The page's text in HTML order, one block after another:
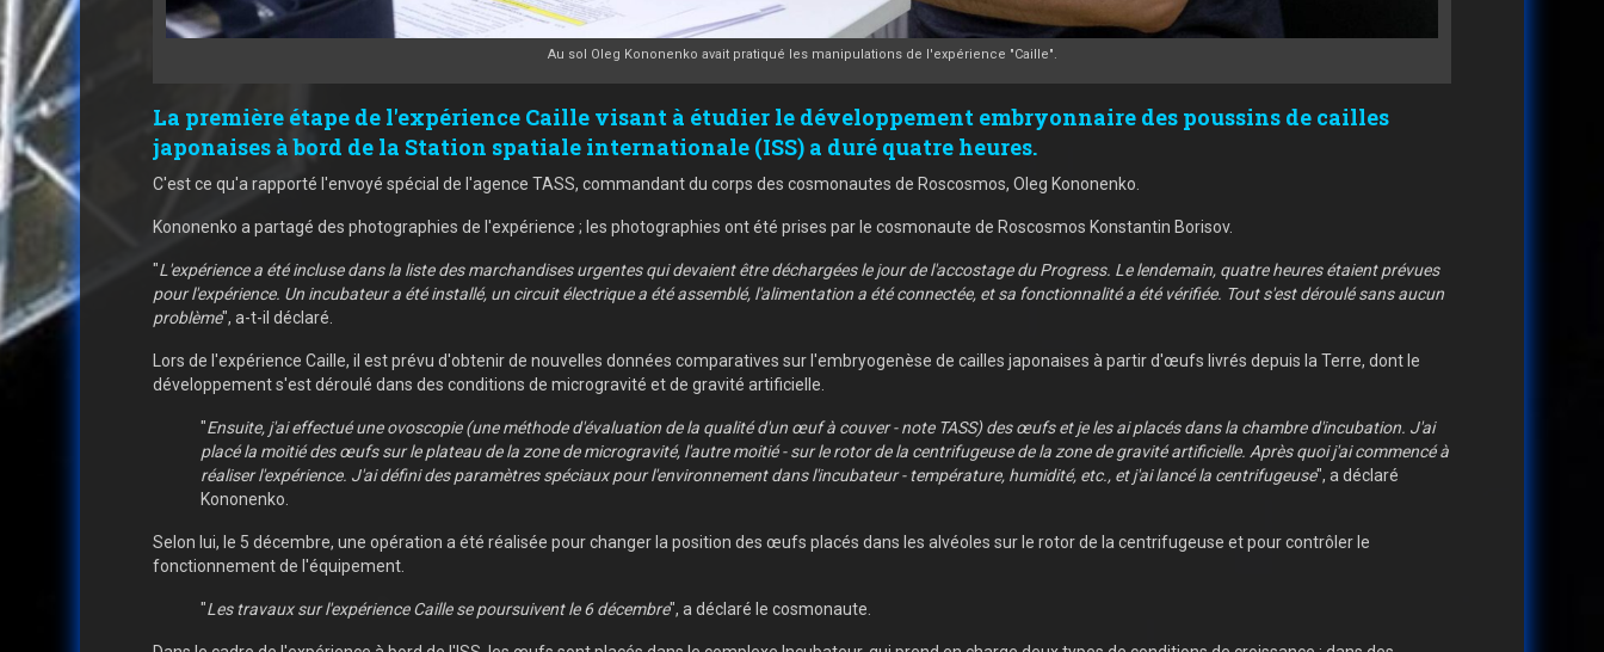
Au sol Oleg Kononenko avait pratiqué les manipulations de l'expérience "Caille".
La première étape de l'expérience Caille visant à étudier le développement embryonnaire des poussins de cailles
japonaises à bord de la Station spatiale internationale (ISS) a duré quatre heures.
C'est ce qu'a rapporté l'envoyé spécial de l'agence TASS, commandant du corps des cosmonautes de Roscosmos, Oleg Kononenko.
Kononenko a partagé des photographies de l'expérience ; les photographies ont été prises par le cosmonaute de Roscosmos Konstantin Borisov.
"L'expérience a été incluse dans la liste des marchandises urgentes qui devaient être déchargées le jour de l'accostage du Progress. Le lendemain, quatre heures étaient prévues
pour l'expérience. Un incubateur a été installé, un circuit électrique a été assemblé, l'alimentation a été connectée, et sa fonctionnalité a été vérifiée. Tout s'est déroulé sans aucun
problème", a-t-il déclaré.
Lors de l'expérience Caille, il est prévu d'obtenir de nouvelles données comparatives sur l'embryogenèse de cailles japonaises à partir d'œufs livrés depuis la Terre, dont le
développement s'est déroulé dans des conditions de microgravité et de gravité artificielle.
"Ensuite, j'ai effectué une ovoscopie (une méthode d'évaluation de la qualité d'un œuf à couver - note TASS) des œufs et je les ai placés dans la chambre d'incubation. J'ai
placé la moitié des œufs sur le plateau de la zone de microgravité, l'autre moitié - sur le rotor de la centrifugeuse de la zone de gravité artificielle. Après quoi j'ai commencé à
réaliser l'expérience. J'ai défini des paramètres spéciaux pour l'environnement dans l'incubateur - température, humidité, etc., et j'ai lancé la centrifugeuse", a déclaré
Kononenko.
Selon lui, le 5 décembre, une opération a été réalisée pour changer la position des œufs placés dans les alvéoles sur le rotor de la centrifugeuse et pour contrôler le
fonctionnement de l'équipement.
"Les travaux sur l'expérience Caille se poursuivent le 6 décembre", a déclaré le cosmonaute.